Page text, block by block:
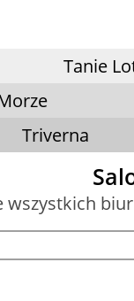
Tanie
Triverna
wszystkich